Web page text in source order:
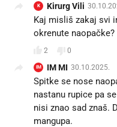
K Kirurg Vili
Kaj misliš zakaj svi
okrenute naopačke?
2 0
IM IM MI 30.10.2025.
Spitke se nose
nastanu rupice pa
nisi znao sad znaš.
mangupa.